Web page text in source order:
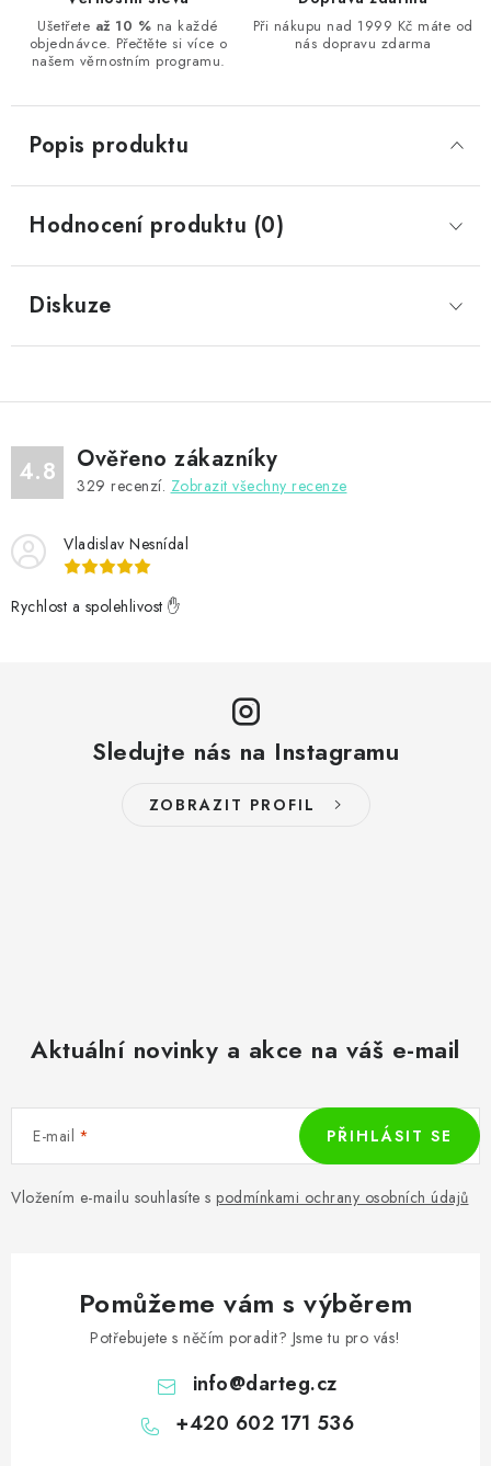
Ušetřete až 10 % na každé
objednávce. Přečtěte si více o
našem věrnostním programu.
Při nákupu nad 1999 Kč máte od
nás dopravu zdarma
Popis produktu
Hodnocení produktu (0)
Diskuze
4.8 Ověřeno zákazníky
329 recenzí. Zobrazit všechny recenze
Vladislav Nesnídal
Rychlost a spolehlivost ✋
Sledujte nás na Instagramu
ZOBRAZIT PROFIL
Aktuální novinky a akce na váš e-mail
E-mail
Vložením e-mailu souhlasíte s podmínkami ochrany osobních údajů
PŘIHLÁSIT SE
Pomůžeme vám s výběrem
Potřebujete s něčím poradit? Jsme tu pro vás!
info@darteg.cz
+420 602 171 536